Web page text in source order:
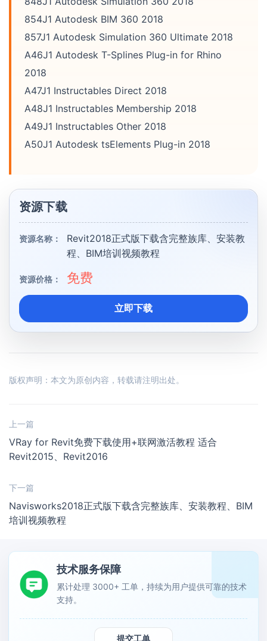
854J1 Autodesk BIM 360 2018
857J1 Autodesk Simulation 360 Ultimate 2018
A46J1 Autodesk T-Splines Plug-in for Rhino
2018
A47J1 Instructables Direct 2018
A48J1 Instructables Membership 2018
A49J1 Instructables Other 2018
A50J1 Autodesk tsElements Plug-in 2018
资源下载
资源名称：
Revit2018正式版下载含完整族库、安装教
程、BIM培训视频教程
资源价格： 免费
立即下载
版权声明：本文为原创内容，转载请注明出处。
上一篇
VRay for Revit免费下载使用+联网激活教程 适合
Revit2015、Revit2016
下一篇
Navisworks2018正式版下载含完整族库、安装教程、BIM
培训视频教程
技术服务保障
累计处理 3000+ 工单，持续为用户提供可靠的技术
支持。
提交工单